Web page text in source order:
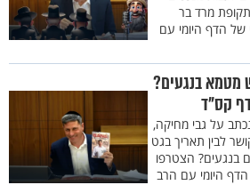
מרד בר
של הדף היומי עם
מטמא בנגעים?
קס"ד
על גבי מחיקה,
לבין תאריך בגט
בנגעים? הצטרפו
הדף היומי עם הרב